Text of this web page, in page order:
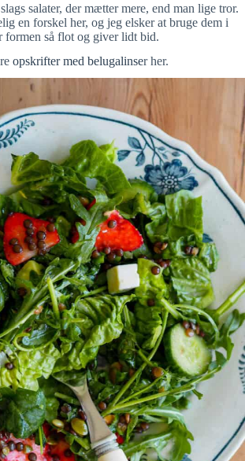
salater, der mætter mere, end man lige tror.
en forskel her, og jeg elsker at bruge dem i
formen så flot og giver lidt bid.
opskrifter med belugalinser her.